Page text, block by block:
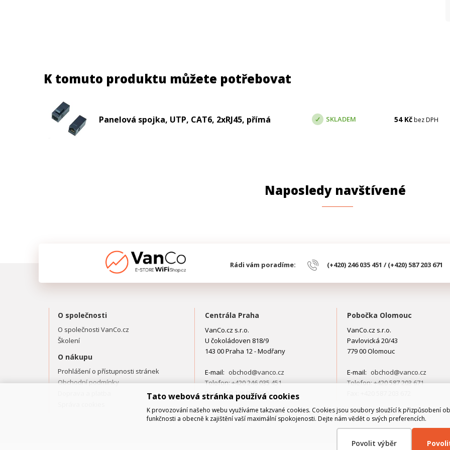
K tomuto produktu můžete potřebovat
Panelová spojka, UTP, CAT6, 2xRJ45, přímá SKLADEM 54Kčbez DPH
Naposledy navštívené
Rádi vám poradíme: (+420) 246 035 451 / (+420) 587 203 671
O společnosti
O společnosti VanCo.cz
Školení
O nákupu
Prohlášení o přístupnosti stránek
Obchodní podmínky
Centrála Praha
VanCo.cz s.r.o.
U čokoládoven 818/9
143 00 Praha 12 - Modřany
E-mail: obchod@vanco.cz
Telefon: +420 246 035 451
Fax: +420 246 035 450
Pobočka Olomouc
VanCo.cz s.r.o.
Pavlovická 20/43
779 00 Olomouc
E-mail: obchod@vanco.cz
Telefon: +420 587 203 671
Tato webová stránka používá cookies
K provozování našeho webu využíváme takzvané cookies. Cookies jsou soubory sloužící k přizpůsobení
funkčnosti a obecně k zajištění vaší maximální spokojenosti. Dejte nám vědět o svých preferencích.
Povolit výběr